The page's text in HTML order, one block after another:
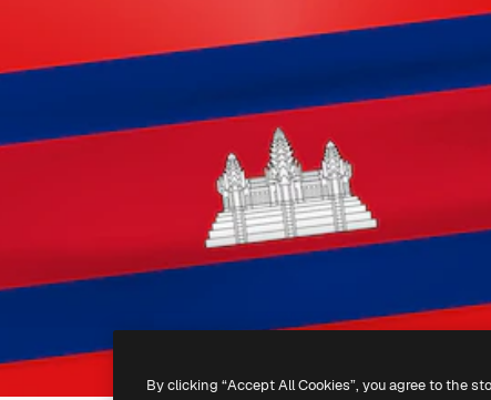
By clicking “Accept All Cookies”, you agree to the